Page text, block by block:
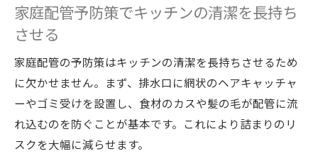
水回りメンテナンスの先進的な実践例を紹
環境も守れる水回り管理の新しいポイント
水回りメンテナンスが環境保護につながる
理由
家庭配管予防策で生活排水の負荷軽減を実
現
家庭配管予防策でキッチンの清潔を長持ち
させる
家庭配管の予防策はキッチンの清潔を長持ちさせるため
に欠かせません。まず、排水口に網状のヘアキャッチャ
ーやゴミ受けを設置し、食材のカスや髪の毛が配管に流
れ込むのを防ぐことが基本です。これにより詰まりのリ
スクを大幅に減らせます。